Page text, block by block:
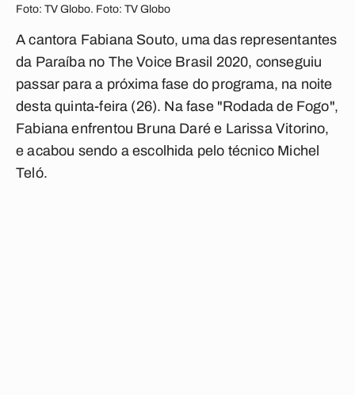
Foto: TV Globo. Foto: TV Globo
A cantora Fabiana Souto, uma das representantes
da Paraíba no The Voice Brasil 2020, conseguiu
passar para a próxima fase do programa, na noite
desta quinta-feira (26). Na fase "Rodada de Fogo",
Fabiana enfrentou Bruna Daré e Larissa Vitorino,
e acabou sendo a escolhida pelo técnico Michel
Teló.